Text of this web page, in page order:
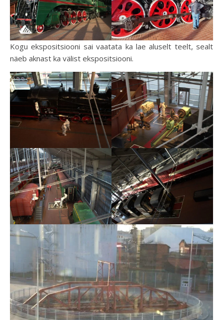
Kogu ekspositsiooni sai vaatata ka lae aluselt teelt, sealt
näeb aknast ka välist ekspositsiooni.